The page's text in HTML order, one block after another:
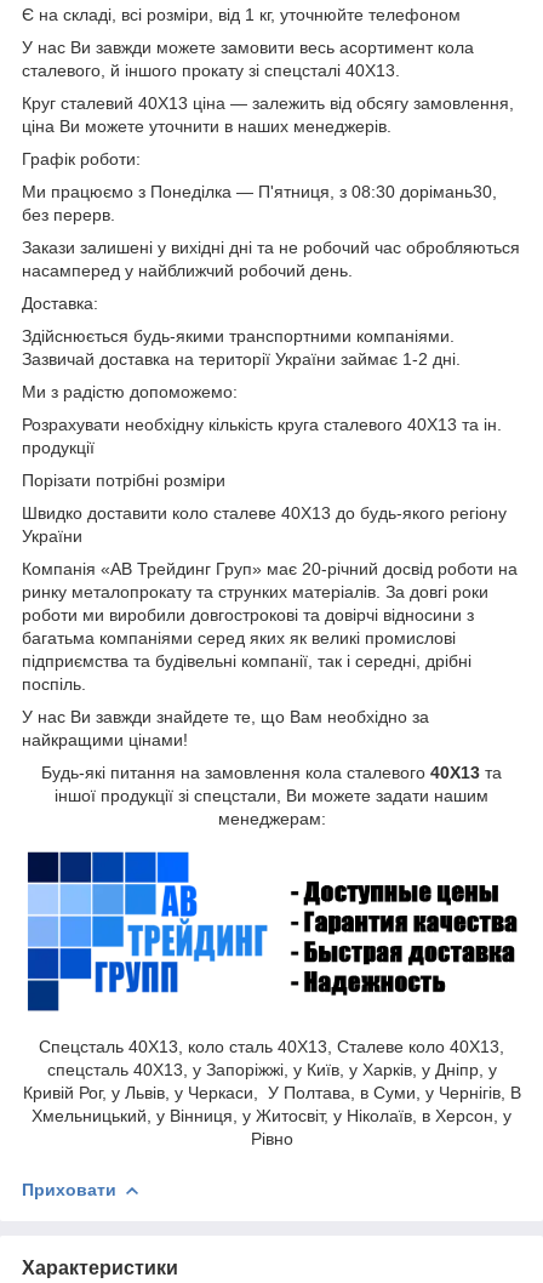
Є на складі, всі розміри, від 1 кг, уточнюйте телефоном
У нас Ви завжди можете замовити весь асортимент кола
сталевого, й іншого прокату зі спецсталі 40Х13.
Круг сталевий 40Х13 ціна — залежить від обсягу замовлення,
ціна Ви можете уточнити в наших менеджерів.
Графік роботи:
Ми працюємо з Понеділка — П'ятниця, з 08:30 дорімань30,
без перерв.
Закази залишені у вихідні дні та не робочий час обробляються
насамперед у найближчий робочий день.
Доставка:
Здійснюється будь-якими транспортними компаніями.
Зазвичай доставка на території України займає 1-2 дні.
Ми з радістю допоможемо:
Розрахувати необхідну кількість круга сталевого 40Х13 та ін.
продукції
Порізати потрібні розміри
Швидко доставити коло сталеве 40Х13 до будь-якого регіону
України
Компанія «АВ Трейдинг Груп» має 20-річний досвід роботи на
ринку металопрокату та струнких матеріалів. За довгі роки
роботи ми виробили довгострокові та довірчі відносини з
багатьма компаніями серед яких як великі промислові
підприємства та будівельні компанії, так і середні, дрібні
поспіль.
У нас Ви завжди знайдете те, що Вам необхідно за
найкращими цінами!
Будь-які питання на замовлення кола сталевого 40Х13 та
іншої продукції зі спецстали, Ви можете задати нашим
менеджерам:
Спецсталь 40Х13, коло сталь 40Х13, Сталеве коло 40Х13,
спецсталь 40Х13, у Запоріжжі, у Київ, у Харків, у Дніпр, у
Кривій Рог, у Львів, у Черкаси, У Полтава, в Суми, у Чернігів, В
Хмельницький, у Вінниця, у Житосвіт, у Ніколаїв, в Херсон, у
Рівно
Приховати
Характеристики